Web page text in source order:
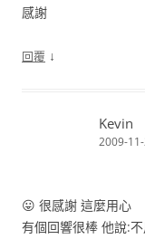
感謝
回覆 ↓
Kevin
2009-
😛 很感謝 這麼用心
有個回響很棒 他說: